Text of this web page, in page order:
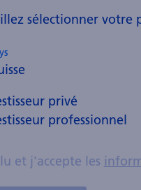
sélectionner votre
privé
professionnel
et j'accepte les